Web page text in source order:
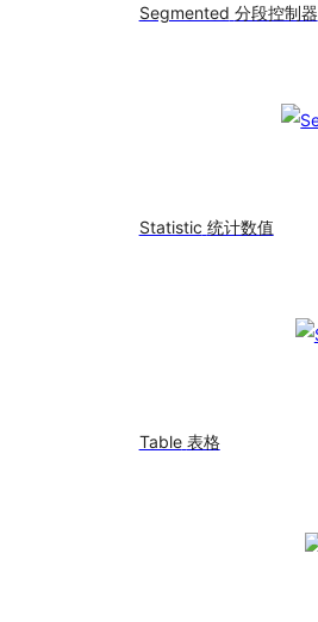
Segmented 分段控制器
Statistic 统计数值
Table 表格